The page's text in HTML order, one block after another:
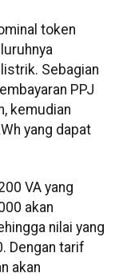
token
Sebagian
PPJ
kemudian
yang dapat
VA yang
akan
nilai yang
Dengan tarif
akan